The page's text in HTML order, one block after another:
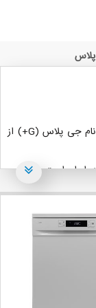
جی پلاس برند اختصاصی شرکت گلدیران می‌باشد و نام جی پلاس (G+) از
ال جی در ایران است و با کشور
با برند خوش‌نام و
مقتدرانه برند
اصل گلدیران پلاس
جی است؟» و البته
دلیل این تصور، نام